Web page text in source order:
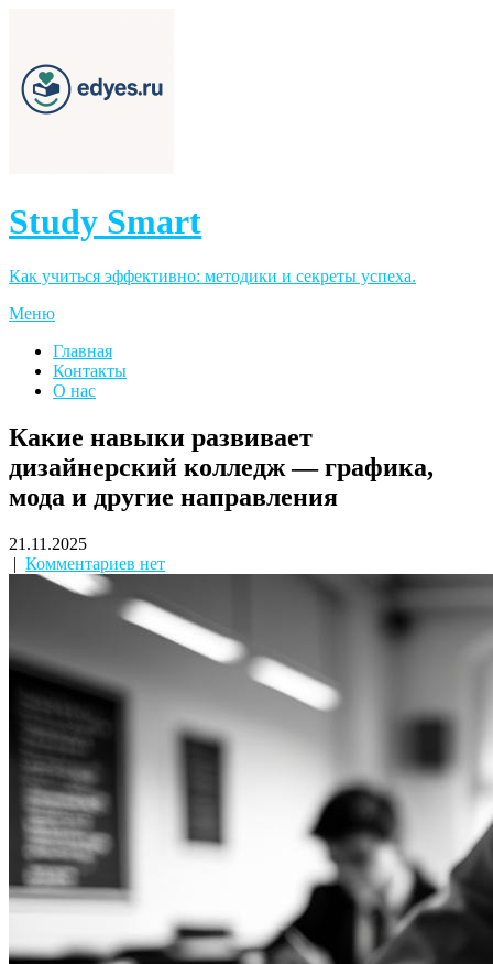
Study Smart
Как учиться эффективно: методики и секреты успеха.
Меню
Главная
Контакты
О нас
Какие навыки развивает
дизайнерский колледж — графика,
мода и другие направления
21.11.2025
| Комментариев нет